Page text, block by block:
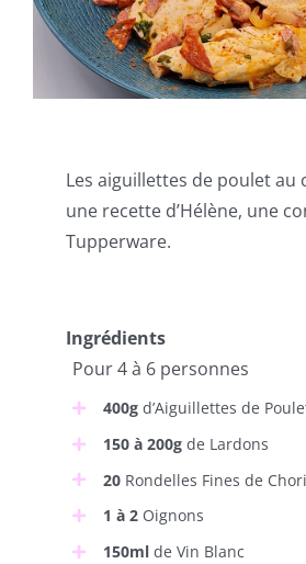
Les aiguillettes de poulet au
une recette d’Hélène, une
Tupperware.
Ingrédients
Pour 4 à 6 personnes
400gd’Aiguillettes de
150 à 200gde Lardons
20Rondelles Fines de
1 à 2Oignons
150mlde Vin Blanc